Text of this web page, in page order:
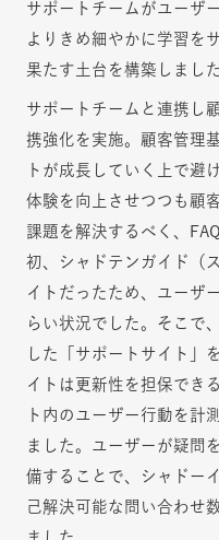
サポートチームがユーザ
よりきめ細やかに学習を
果たす土台を構築しました
サポートチームと連携し
携強化を実施。顧客管理
トが成長していく上で避
体験を向上させつつも顧
課題を解決するべく、
初、シャドテンガイド（
イトだったため、ユーザ
らい状況でした。そこで
した「サポートサイト」
イトは更新性を担保でき
ト内のユーザー行動を計
ました。ユーザーが疑問
備することで、シャドー
己解決可能な問い合わせ